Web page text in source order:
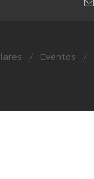
/ Eventos /